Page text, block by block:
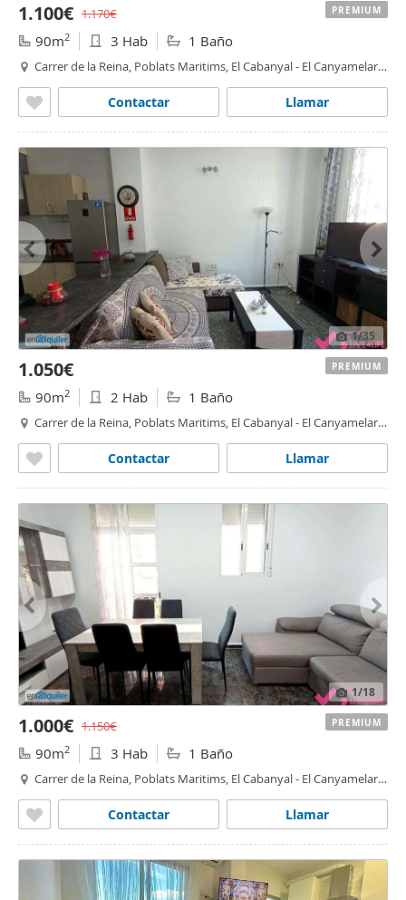
1.100€ 1.170€
90m2 3 Hab 1 Baño
Carrer de la Reina, Poblats Maritims, El Cabanyal - El Canyamelar,
Llamar
Contactar
PREMIUM
1/35
1.050€
90m2 2 Hab 1 Baño
Carrer de la Reina, Poblats Maritims, El Cabanyal - El Canyamelar,
Llamar
Contactar
PREMIUM
1/18
1.000€ 1.150€
90m2 3 Hab 1 Baño
Carrer de la Reina, Poblats Maritims, El Cabanyal - El Canyamelar,
Llamar
Contactar
PREMIUM